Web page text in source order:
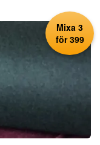
Mixa 3
för 399